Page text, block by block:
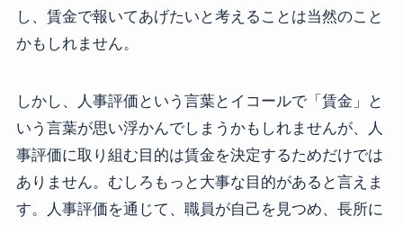
し、賃金で報いてあげたいと考えることは当然のこと
かもしれません。
しかし、人事評価という言葉とイコールで「賃金」と
いう言葉が思い浮かんでしまうかもしれませんが、人
事評価に取り組む目的は賃金を決定するためだけでは
ありません。むしろもっと大事な目的があると言えま
す。人事評価を通じて、職員が自己を見つめ、長所に